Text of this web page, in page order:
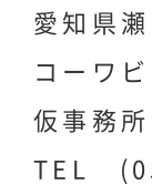
愛知県
コーワ
仮事務
TEL